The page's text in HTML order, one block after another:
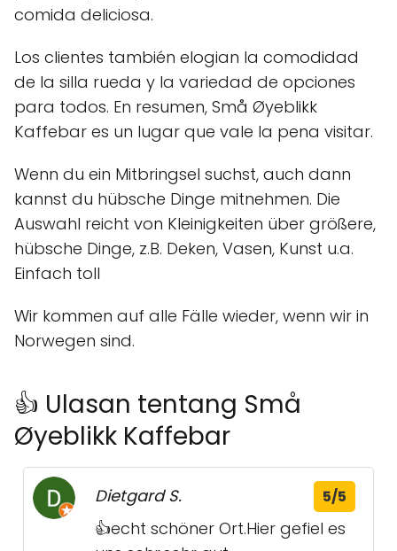
comida deliciosa.
Los clientes también elogian la comodidad
de la silla rueda y la variedad de opciones
para todos. En resumen, Små Øyeblikk
Kaffebar es un lugar que vale la pena visitar.
Wenn du ein Mitbringsel suchst, auch dann
kannst du hübsche Dinge mitnehmen. Die
Auswahl reicht von Kleinigkeiten über größere,
hübsche Dinge, z.B. Deken, Vasen, Kunst u.a.
Einfach toll
Wir kommen auf alle Fälle wieder, wenn wir in
Norwegen sind.
👍 Ulasan tentang Små
Øyeblikk Kaffebar
Dietgard S. 5/5
👍echt schöner Ort.Hier gefiel es